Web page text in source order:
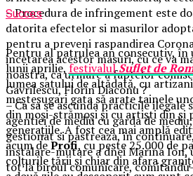
– Procedura de infringement este
datorita efectelor si masurilor
pentru a preveni raspandirea
incetarea acestor masuri, cu ce va
noastra, ca urmare a faptelor
Gavrilescu, Florin Diaconu ?
– Ca sa se ascunda practicile ilegale
agentiei de mediu cu garda de
gestionat si pastreaza, in
instalare-mutare a dnei Marina Ion,
tot la biroul comunicare,
Succes
Pentru al patrulea an consecutiv, în
lunii aprilie,festivalulSuflet de
lumea satului de altădată, cu
meșteșugari gata să arate tainele
din moși-strămoși și cu artiști din și
generațiile. A fost cea mai amplă
acum deProfi, cu peste 25.000 de
colțurile țării și chiar din afara